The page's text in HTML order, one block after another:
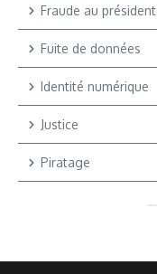
Fraude au président
Fuite de données
Identité numérique
Justice
Piratage